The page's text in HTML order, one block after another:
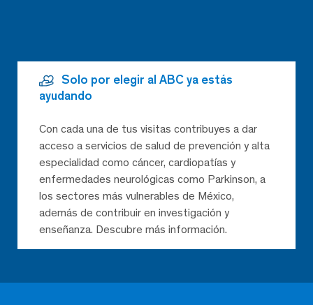
Solo por elegir al ABC ya estás
ayudando
Con cada una de tus visitas contribuyes a dar
acceso a servicios de salud de prevención y alta
especialidad como cáncer, cardiopatías y
enfermedades neurológicas como Parkinson, a
los sectores más vulnerables de México,
además de contribuir en investigación y
enseñanza. Descubre más información.